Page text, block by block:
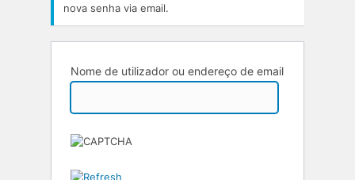
nova senha via email.
Nome de utilizador ou endereço de email